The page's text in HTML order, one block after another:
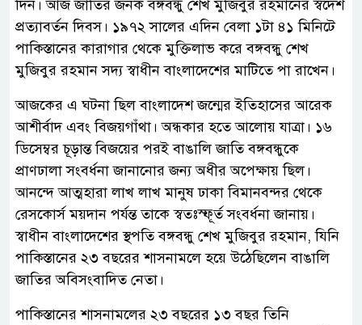
দিন। আজ জাতির জনক বঙ্গবন্ধু শেখ মুজিবুর রহমানের স্বদেশ
প্রত্যাবর্তন দিবস। ১৯৭২ সালের এদিন বেলা ১টা ৪১ মিনিটে
পাকিস্তানের কারাগার থেকে মুক্তিলাভ করে বঙ্গবন্ধু শেখ
মুজিবুর রহমান সদ্য স্বাধীন বাংলাদেশের মাটিতে পা রাখেন।
আজকের এ ঘটনা ছিল বাংলাদেশ জন্মের ইতিহাসের আরেক
আশীর্বাদ এবং বিজয়গাঁথা। অন্ধকার হতে আলোয় যাত্রা। ১৬
ডিসেম্বর চূড়ান্ত বিজয়ের পরই বাঙালি জাতি বঙ্গবন্ধুকে
প্রাণঢালা সংবর্ধনা জানানোর জন্য অধীর অপেক্ষায় ছিল।
আনন্দে আত্মহারা লাখ লাখ মানুষ ঢাকা বিমানবন্দর থেকে
রেসকোর্স ময়দান পর্যন্ত তাকে স্বতঃস্ফূর্ত সংবর্ধনা জানায়।
স্বাধীন বাংলাদেশের স্থপতি বঙ্গবন্ধু শেখ মুজিবুর রহমান, যিনি
পাকিস্তানের ২৩ বছরের শাসনামলে হয়ে উঠেছিলেন বাঙালি
জাতির অবিসংবাদিত নেতা।
পাকিস্তানের শাসনামলের ২৩ বছরের ১৩ বছর তিনি